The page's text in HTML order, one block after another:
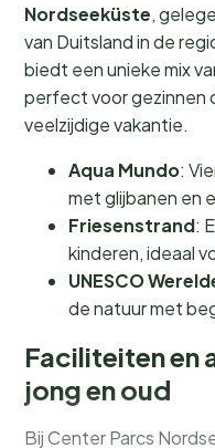
Nordseeküste,
van Duitsland in de
biedt een unieke mix
perfect voor gezinnen
veelzijdige vakantie.
Aqua Mundo:
met glijbanen en
Friesenstrand:
kinderen, ideaal
UNESCO
de natuur met
Faciliteiten
jong en oud
Bij Center Parcs